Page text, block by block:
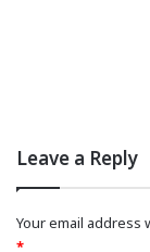
Leave a Reply
Your email address
*